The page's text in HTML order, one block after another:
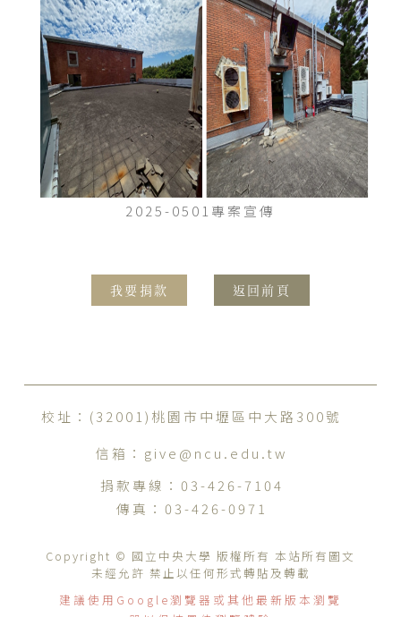
2025-0501專案宣傳
我要捐款 返回前頁
校址：(32001)桃園市中壢區中大路300號
信箱： give@ncu.edu.tw
捐款專線： 03-426-7104
傳真： 03-426-0971
Copyright © 國立中央大學 版權所有 本站所有圖文
未經允許 禁止以任何形式轉貼及轉載
建議使用Google瀏覽器或其他最新版本瀏覽